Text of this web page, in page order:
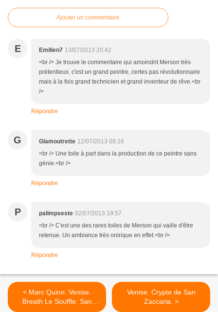
Ajouter un commentaire
E Emilien7 13/07/2013 20:42
<br /> Je trouve le commentaire qui amoindrit Merson très
prétentieux. c'est un grand peintre, certes pas révolutionnaire
mais à la fois grand technicien et grand inventeur de rêve.<br
/>
Répondre
G Glamoutrette 12/07/2013 08:16
<br /> Une toile à part dans la production de ce peintre sans
génie.<br />
Répondre
P palimpseste 02/07/2013 19:57
<br /> C'est une des rares toiles de Merson qui vaille d'être
retenue. Un ambiance très onirique en effet.<br />
Répondre
< Marc Quinn. Venise.
Breath Le Souffle. San
Venise. Crypte de San
Zaccaria. >